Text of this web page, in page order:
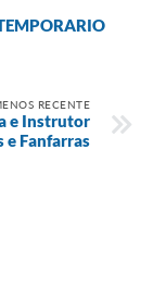
RECENTE
e Instrutor
e Fanfarras